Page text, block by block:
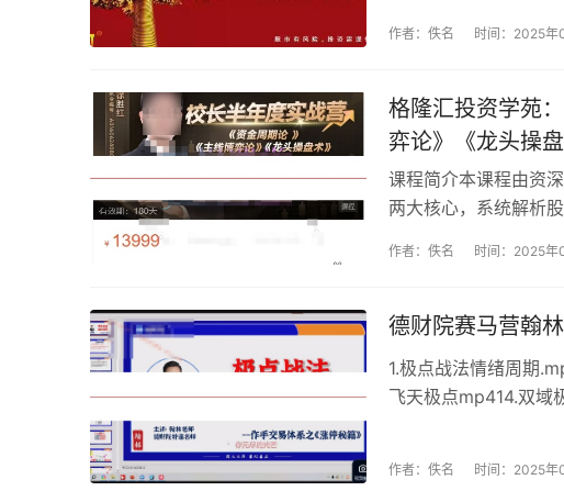
作者：佚名 时间：2025年
格隆汇投资学苑
弈论》《龙头操盘
课程简介本课程由资
两大核心，系统解析
帮助投资者构建系统
作者：佚名 时间：2025年
德财院赛马营翰
1.极点战法情绪周期
飞天极点mp414.双域
作者：佚名 时间：2025年